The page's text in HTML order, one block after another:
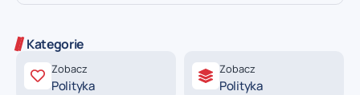
Kategorie
Zobacz
Polityka
Zobacz
Polityka